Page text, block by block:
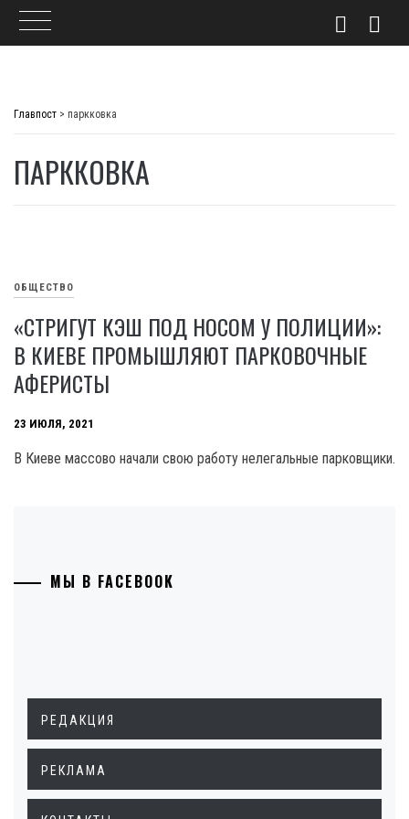
Главпост > паркковка
ПАРККОВКА
ОБЩЕСТВО
«СТРИГУТ КЭШ ПОД НОСОМ У ПОЛИЦИИ»:
В КИЕВЕ ПРОМЫШЛЯЮТ ПАРКОВОЧНЫЕ
АФЕРИСТЫ
23 ИЮЛЯ, 2021
В Киеве массово начали свою работу нелегальные парковщики.
МЫ В FACEBOOK
РЕДАКЦИЯ
РЕКЛАМА